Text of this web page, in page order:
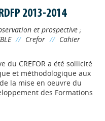
2013-2014
et prospective ;
// Crefor // Cahier
du CREFOR a été sollicité
et méthodologique aux
la mise en oeuvre du
des Formations